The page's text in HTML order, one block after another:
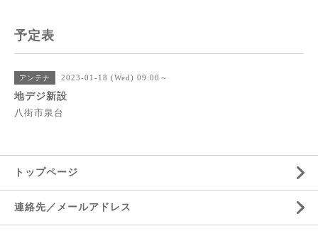
予定表
アンテナ 2023-01-18 (Wed) 09:00～
地デジ新設
八街市泉台
トップページ
連絡先／メールアドレス